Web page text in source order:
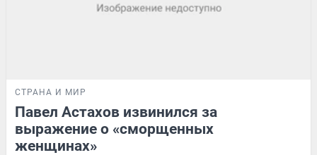
СТРАНА И МИР
Павел Астахов извинился за
выражение о «сморщенных
женщинах»